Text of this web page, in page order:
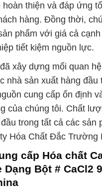
hoàn thiện và đáp ứng
hàng. Đồng thời,
phẩm với giá cả
tiết kiệm nguồn lực.
xây dựng mối quan
nhà sản xuất hàng đầu
cung cấp ổn định
của chúng tôi. Chất
trong tất cả các sản
Hóa Chất Đắc Trường
cấp Hóa chất
Dạng Bột # CaCl2